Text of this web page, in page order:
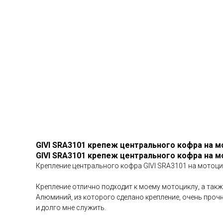
GIVI SRA3101 крепеж центрального кофра на
GIVI SRA3101 крепеж центрального кофра на
Крепление центрального кофра GIVI SRA3101 на
Крепление отлично подходит к моему мотоциклу, а
Алюминий, из которого сделано крепление, очень
и долго мне служить.